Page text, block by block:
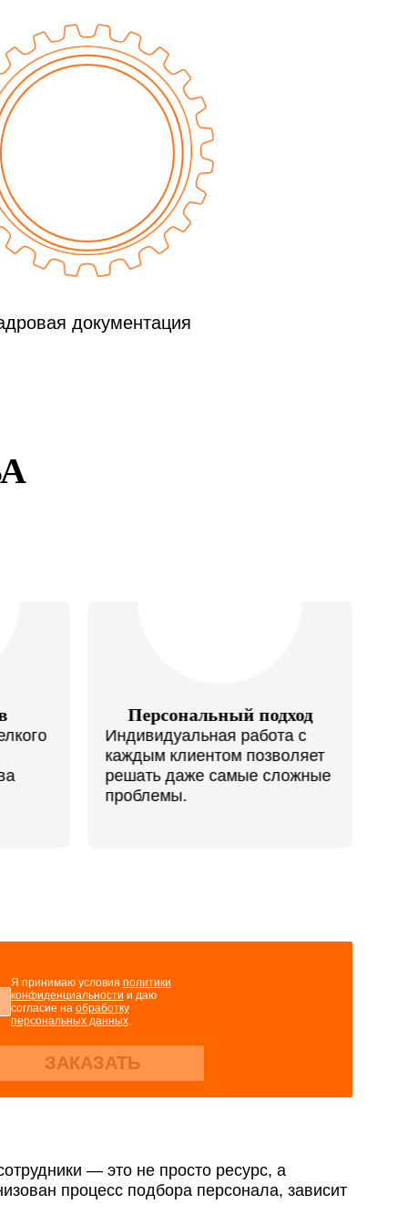
документация
Персональный подход
Индивидуальная работа с
каждым клиентом позволяет
решать даже самые сложные
проблемы.
Я принимаю условия политики
конфиденциальности и даю
согласие на обработку
персональных данных.
ЗАКАЗАТЬ
— это не просто ресурс, а
процесс подбора персонала, зависит
пользования
данных